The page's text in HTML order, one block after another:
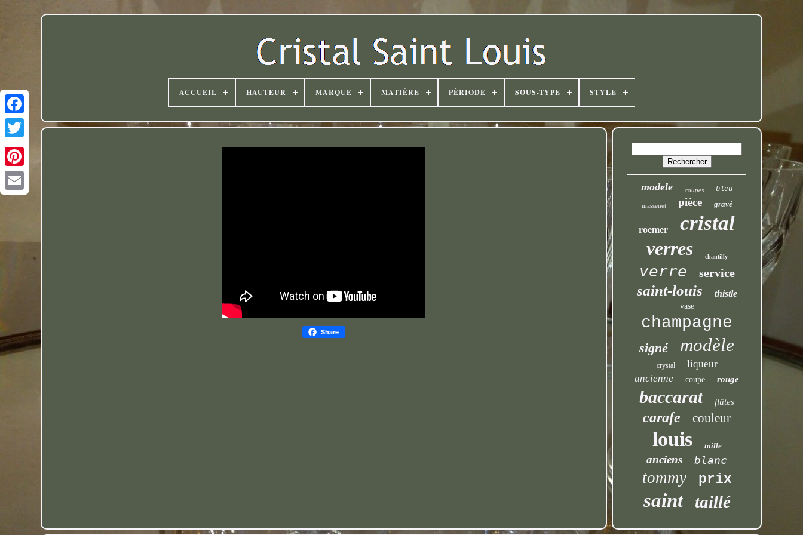
Twitter
ACCUEIL HAUTEUR MARQUE MATIÈRE PÉRIODE SOUS-TYPE STYLE
Share
modele coupes bleu
massenet pièce gravé
roemer cristal
verres chantilly
verre service
saint-louis thistle
vase
champagne
signé modèle
crystal
liqueur
ancienne
coupe rouge
baccarat flûtes
carafe couleur
louis taille
anciens blanc
tommy prix
saint taillé